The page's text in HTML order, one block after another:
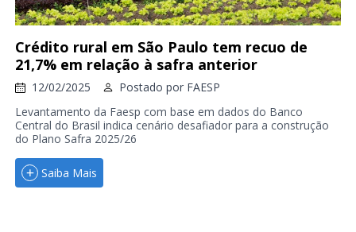
Crédito rural em São Paulo tem recuo de
21,7% em relação à safra anterior
12/02/2025 Postado por FAESP
Levantamento da Faesp com base em dados do Banco
Central do Brasil indica cenário desafiador para a construção
do Plano Safra 2025/26
Saiba Mais